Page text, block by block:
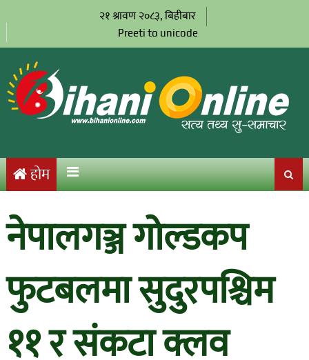
२१ श्रावण २०८३, बिहीबार
Preeti to unicode
होम
नेपालगञ्ज गोल्डकप
फुटबलमा सुदुरपश्चिम
११ र संकटा क्लव